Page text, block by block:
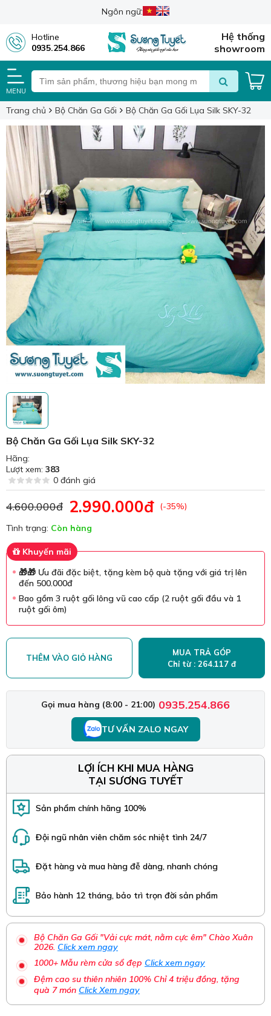
Ngôn ngữ:
Hotline
0935.254.866
Hệ thống
showroom
MENU
Trang chủ Bộ Chăn Ga Gối Bộ Chăn Ga Gối Lụa Silk SKY-32
Bộ Chăn Ga Gối Lụa Silk SKY-32
Hãng:
Lượt xem: 383
0 đánh giá
4.600.000đ 2.990.000đ
(-35%)
Tình trạng: Còn hàng
Khuyến mãi
🎁🎁 Ưu đãi đặc biệt, tặng kèm bộ quà tặng với giá trị lên
đến 500.000đ
Bao gồm 3 ruột gối lông vũ cao cấp (2 ruột gối đầu và 1
ruột gối ôm)
THÊM VÀO GIỎ HÀNG
MUA TRẢ GÓP
Chỉ từ : 264.117 đ
Gọi mua hàng (8:00 - 21:00) 0935.254.866
TƯ VẤN ZALO NGAY
LỢI ÍCH KHI MUA HÀNG
TẠI SƯƠNG TUYẾT
Sản phẩm chính hãng 100%
Đội ngũ nhân viên chăm sóc nhiệt tình 24/7
Đặt hàng và mua hàng đễ dàng, nhanh chóng
Bảo hành 12 tháng, bảo trì trọn đời sản phẩm
Bộ Chăn Ga Gối "Vải cực mát, nằm cực êm" Chào Xuân
2026. Click xem ngay
1000+ Mẫu rèm cửa sổ đẹp Click xem ngay
Đệm cao su thiên nhiên 100% Chỉ 4 triệu đồng, tặng
quà 7 món Click Xem ngay